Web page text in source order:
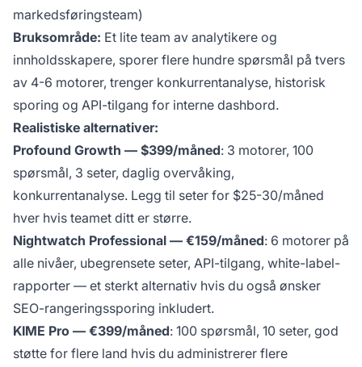
markedsføringsteam)
Bruksområde: Et lite team av analytikere og
innholdsskapere, sporer flere hundre spørsmål på tvers
av 4-6 motorer, trenger konkurrentanalyse, historisk
sporing og API-tilgang for interne dashbord.
Realistiske alternativer:
Profound Growth — $399/måned: 3 motorer, 100
spørsmål, 3 seter, daglig overvåking,
konkurrentanalyse. Legg til seter for $25-30/måned
hver hvis teamet ditt er større.
Nightwatch Professional — €159/måned: 6 motorer på
alle nivåer, ubegrensete seter, API-tilgang, white-label-
rapporter — et sterkt alternativ hvis du også ønsker
SEO-rangeringssporing inkludert.
KIME Pro — €399/måned: 100 spørsmål, 10 seter, god
støtte for flere land hvis du administrerer flere